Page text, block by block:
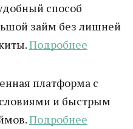
способ
займ без лишней
Подробнее
платформа с
и быстрым
Подробнее